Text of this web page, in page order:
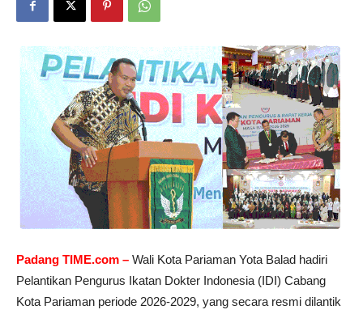
Padang TIME.com – Wali Kota Pariaman Yota Balad hadiri
Pelantikan Pengurus Ikatan Dokter Indonesia (IDI) Cabang
Kota Pariaman periode 2026-2029, yang secara resmi dilantik